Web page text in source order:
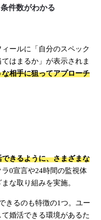
件数がわかる
ールに「自分のスペック
はまるか」が表示されま
相手に狙ってアプローチ
きるように、さまざまな
ラ0宣言や24時間の監視体
な取り組みを実施。
きるのも特徴の1つ。ユー
婚活できる環境があるた